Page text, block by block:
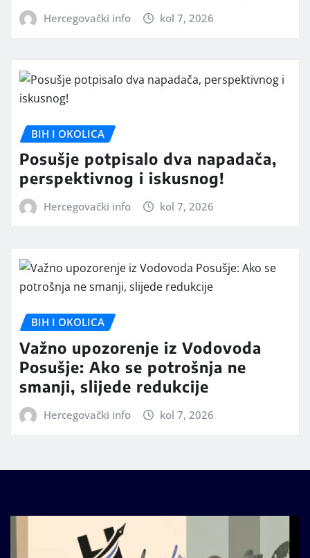
Hercegovački info kol 7, 2026
BIH I OKOLICA
Posušje potpisalo dva napadača,
perspektivnog i iskusnog!
Hercegovački info kol 7, 2026
BIH I OKOLICA
Važno upozorenje iz Vodovoda
Posušje: Ako se potrošnja ne
smanji, slijede redukcije
Hercegovački info kol 7, 2026